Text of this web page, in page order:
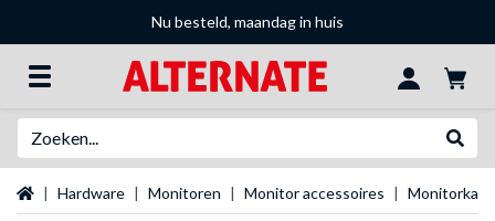
Nu besteld, maandag in huis
Startpagina
Hardware Monitoren Monitor accessoires